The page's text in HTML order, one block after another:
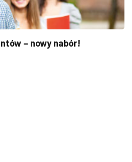
– nowy nabór!